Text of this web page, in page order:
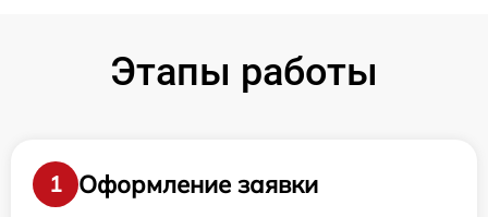
Этапы работы
1
Оформление заявки